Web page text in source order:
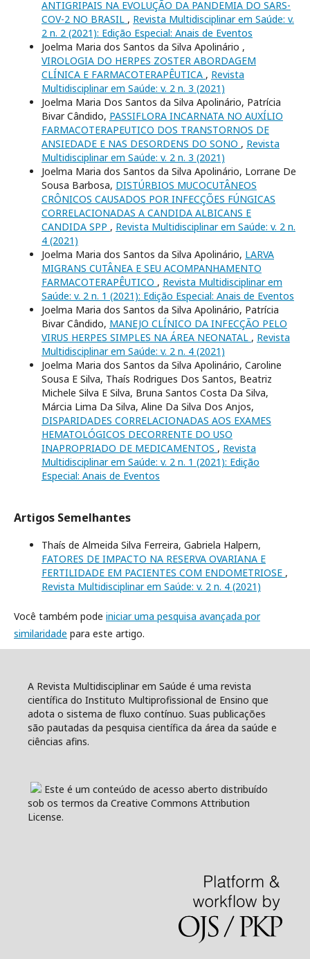
ANTIGRIPAIS NA EVOLUÇÃO DA PANDEMIA DO SARS-
COV-2 NO BRASIL , Revista Multidisciplinar em Saúde: v.
2 n. 2 (2021): Edição Especial: Anais de Eventos
Joelma Maria dos Santos da Silva Apolinário ,
VIROLOGIA DO HERPES ZOSTER ABORDAGEM
CLÍNICA E FARMACOTERAPÊUTICA , Revista
Multidisciplinar em Saúde: v. 2 n. 3 (2021)
Joelma Maria Dos Santos da Silva Apolinário, Patrícia
Bivar Cândido, PASSIFLORA INCARNATA NO AUXÍLIO
FARMACOTERAPEUTICO DOS TRANSTORNOS DE
ANSIEDADE E NAS DESORDENS DO SONO , Revista
Multidisciplinar em Saúde: v. 2 n. 3 (2021)
Joelma Maria dos Santos da Silva Apolinário, Lorrane De
Sousa Barbosa, DISTÚRBIOS MUCOCUTÂNEOS
CRÔNICOS CAUSADOS POR INFECÇÕES FÚNGICAS
CORRELACIONADAS A CANDIDA ALBICANS E
CANDIDA SPP , Revista Multidisciplinar em Saúde: v. 2 n.
4 (2021)
Joelma Maria dos Santos da Silva Apolinário, LARVA
MIGRANS CUTÂNEA E SEU ACOMPANHAMENTO
FARMACOTERAPÊUTICO , Revista Multidisciplinar em
Saúde: v. 2 n. 1 (2021): Edição Especial: Anais de Eventos
Joelma Maria dos Santos da Silva Apolinário, Patrícia
Bivar Cândido, MANEJO CLÍNICO DA INFECÇÃO PELO
VIRUS HERPES SIMPLES NA ÁREA NEONATAL , Revista
Multidisciplinar em Saúde: v. 2 n. 4 (2021)
Joelma Maria dos Santos da Silva Apolinário, Caroline
Sousa E Silva, Thaís Rodrigues Dos Santos, Beatriz
Michele Silva E Silva, Bruna Santos Costa Da Silva,
Márcia Lima Da Silva, Aline Da Silva Dos Anjos,
DISPARIDADES CORRELACIONADAS AOS EXAMES
HEMATOLÓGICOS DECORRENTE DO USO
INAPROPRIADO DE MEDICAMENTOS , Revista
Multidisciplinar em Saúde: v. 2 n. 1 (2021): Edição
Especial: Anais de Eventos
Artigos Semelhantes
Thaís de Almeida Silva Ferreira, Gabriela Halpern,
FATORES DE IMPACTO NA RESERVA OVARIANA E
FERTILIDADE EM PACIENTES COM ENDOMETRIOSE ,
Revista Multidisciplinar em Saúde: v. 2 n. 4 (2021)
Você também pode iniciar uma pesquisa avançada por
similaridade para este artigo.
A Revista Multidisciplinar em Saúde é uma revista
científica do Instituto Multiprofissional de Ensino que
adota o sistema de fluxo contínuo. Suas publicações
são pautadas da pesquisa científica da área da saúde e
ciências afins.
Este é um conteúdo de acesso aberto distribuído
sob os termos da Creative Commons Attribution
License.